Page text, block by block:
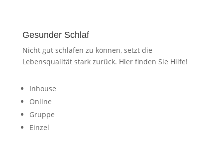
Gesunder Schlaf
Nicht gut schlafen zu können, setzt die
Lebensqualität stark zurück. Hier finden Sie Hilfe!
Inhouse
Online
Gruppe
Einzel